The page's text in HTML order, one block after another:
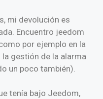
mi devolución es
Encuentro jeedom
por ejemplo en la
gestión de la alarma
un poco también).
tenía bajo Jeedom,